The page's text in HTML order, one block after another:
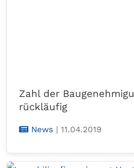
Zahl der
rückläufig
News | 11.04.2019